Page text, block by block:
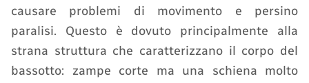
causare problemi di movimento e persino
paralisi. Questo è dovuto principalmente alla
strana struttura che caratterizzano il corpo del
bassotto: zampe corte ma una schiena molto